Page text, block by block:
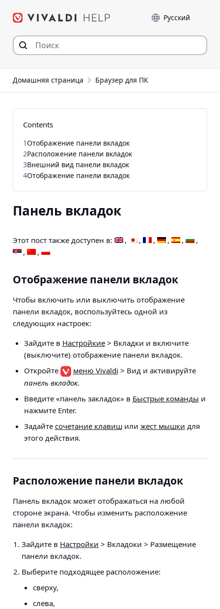
Language
Домашняя страница Браузер для ПК
Панель вкладок
Этот пост также доступен в:
Отображение панели вкладок
Чтобы включить или выключить отображение
панели вкладок, воспользуйтесь одной из
следующих настроек:
Зайдите в Настройкиe> Вкладки и включите
(выключите) отображение панели вкладок.
Откройте
меню Vivaldi > Види активируйте
панель вкладок.
Введите «панель закладок» в Быстрые команды и
нажмите Enter.
Задайте сочетание клавишили жест мышки для
этого действия.
Расположение панели вкладок
Панель вкладок может отображаться на любой
стороне экрана. Чтобы изменить расположение
панели вкладок:
Зайдите в Настройки > Вкладоки > Размещение
панели вкладок.
Выберите подходящее расположение:
сверху,
слева,
Contents
1Отображение панели вкладок
2Расположение панели вкладок
3Внешний вид панели вкладок
4Отображение панели вкладок